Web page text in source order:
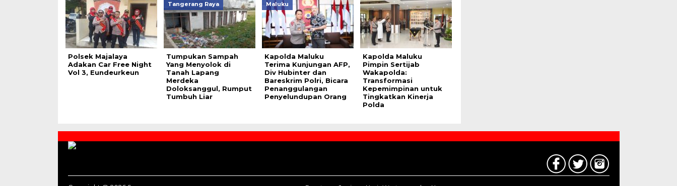
Polsek Majalaya
Adakan Car Free Night
Vol 3, Eundeurkeun
Tangerang Raya
Tumpukan Sampah
Yang Menyolok di
Tanah Lapang
Merdeka
Doloksanggul, Rumput
Tumbuh Liar
Maluku
Kapolda Maluku
Terima Kunjungan AFP,
Div Hubinter dan
Bareskrim Polri, Bicara
Penanggulangan
Penyelundupan Orang
Kapolda Maluku
Pimpin Sertijab
Wakapolda:
Transformasi
Kepemimpinan untuk
Tingkatkan Kinerja
Polda